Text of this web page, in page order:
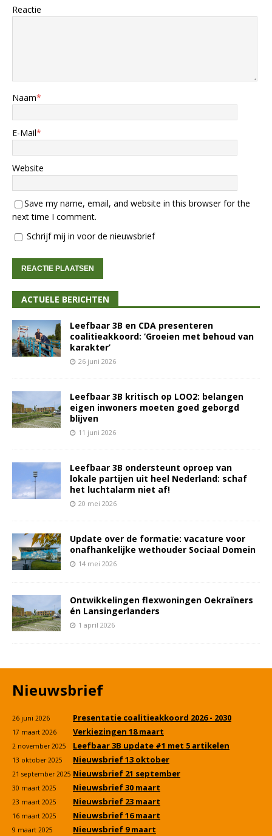
Reactie
Naam*
E-Mail*
Website
Save my name, email, and website in this browser for the
next time I comment.
Schrijf mij in voor de nieuwsbrief
ACTUELE BERICHTEN
Leefbaar 3B en CDA presenteren
coalitieakkoord: ‘Groeien met behoud van
karakter’
26 juni 2026
Leefbaar 3B kritisch op LOO2: belangen
eigen inwoners moeten goed geborgd
blijven
11 juni 2026
Leefbaar 3B ondersteunt oproep van
lokale partijen uit heel Nederland: schaf
het luchtalarm niet af!
20 mei 2026
Update over de formatie: vacature voor
onafhankelijke wethouder Sociaal Domein
14 mei 2026
Ontwikkelingen flexwoningen Oekraïners
én Lansingerlanders
1 april 2026
Nieuwsbrief
26 juni 2026 Presentatie coalitieakkoord 2026 - 2030
17 maart 2026 Verkiezingen 18 maart
2 november 2025 Leefbaar 3B update #1 met 5 artikelen
13 oktober 2025 Nieuwsbrief 13 oktober
21 september 2025 Nieuwsbrief 21 september
30 maart 2025 Nieuwsbrief 30 maart
23 maart 2025 Nieuwsbrief 23 maart
16 maart 2025 Nieuwsbrief 16 maart
9 maart 2025 Nieuwsbrief 9 maart